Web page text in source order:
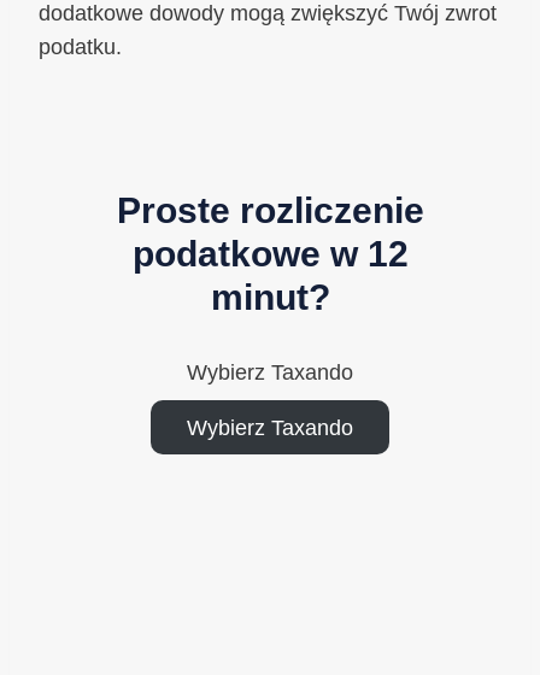
dodatkowe dowody mogą zwiększyć Twój zwrot
podatku.
Proste rozliczenie
podatkowe w 12
minut?
Wybierz Taxando
Wybierz Taxando